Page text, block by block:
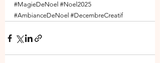
#MagieDeNoel #Noel2025
#AmbianceDeNoel #DecembreCreatif